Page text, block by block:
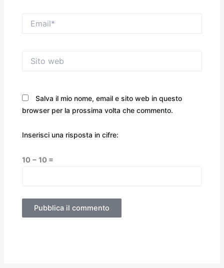
web
Salva il mio nome, email e sito web in questo
browser per la prossima volta che commento.
Inserisci una risposta in cifre:
10 − 10 =